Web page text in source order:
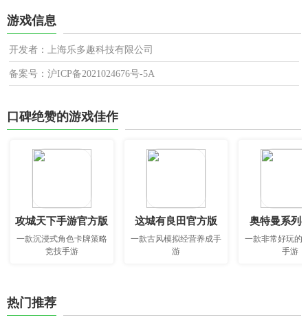
游戏信息
开发者：上海乐多趣科技有限公司
备案号：沪ICP备2021024676号-5A
口碑绝赞的游戏佳作
攻城天下手游官方版
一款沉浸式角色卡牌策略
竞技手游
这城有良田官方版
一款古风模拟经营养成手
游
奥特曼系列
一款非常好玩的
手游
热门推荐